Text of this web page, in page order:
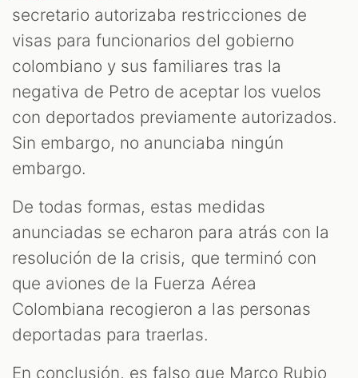
secretario autorizaba restricciones de
visas para funcionarios del gobierno
colombiano y sus familiares tras la
negativa de Petro de aceptar los vuelos
con deportados previamente autorizados.
Sin embargo, no anunciaba ningún
embargo.
De todas formas, estas medidas
anunciadas se echaron para atrás con la
resolución de la crisis, que terminó con
que aviones de la Fuerza Aérea
Colombiana recogieron a las personas
deportadas para traerlas.
En conclusión, es falso que Marco Rubio